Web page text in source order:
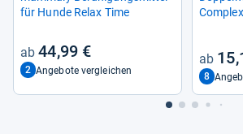
für Hunde Relax Time
44,99 €
2 Angebote vergleichen
8